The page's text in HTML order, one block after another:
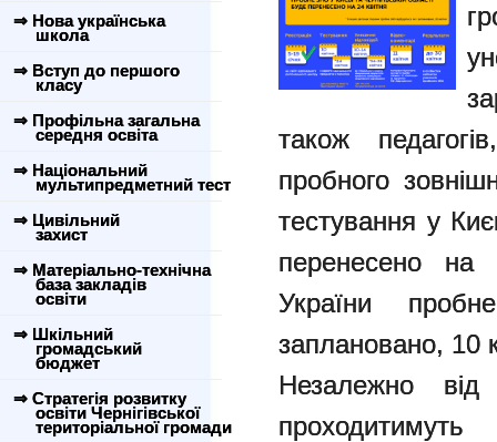
⇒ Нова українська
школа
⇒ Вступ до першого
класу
⇒ Профільна загальна
середня освіта
⇒ Національний
мультипредметний тест
⇒ Цивільний
захист
⇒ Матеріально-технічна
база закладів
освіти
⇒ Шкільний
громадський
бюджет
⇒ Стратегія розвитку
освіти Чернігівської
територіальної громади
також
пробного
тестування у
перенесено на
України
заплановано, 10
Незалежно